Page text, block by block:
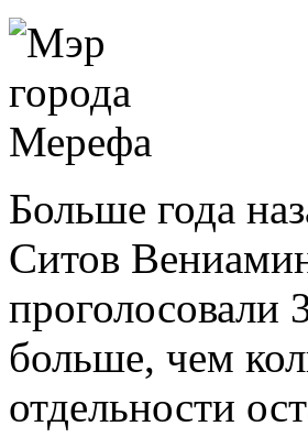
Больше года
Ситов
проголосовали
больше, чем
отдельности